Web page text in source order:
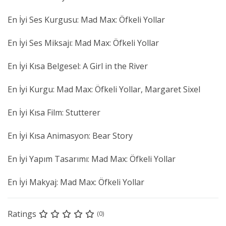
En İyi Ses Kurgusu: Mad Max: Öfkeli Yollar
En İyi Ses Miksajı: Mad Max: Öfkeli Yollar
En İyi Kısa Belgesel: A Girl in the River
En İyi Kurgu: Mad Max: Öfkeli Yollar, Margaret Sixel
En İyi Kısa Film: Stutterer
En İyi Kısa Animasyon: Bear Story
En İyi Yapım Tasarımı: Mad Max: Öfkeli Yollar
En İyi Makyaj: Mad Max: Öfkeli Yollar
Ratings (0)